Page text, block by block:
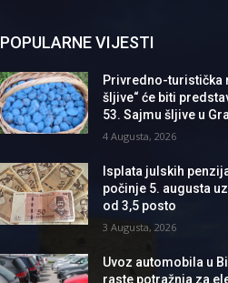
POPULARNE VIJESTI
Privredno-turistička
šljive“ će biti
53. Sajmu šljive u
4 Augusta, 2026
Isplata julskih
počinje 5. augusta
od 3,5 posto
3 Augusta, 2026
Uvoz automobila u
raste potražnja za